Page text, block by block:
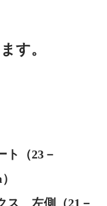
す。
（23－
ス 左側（21－